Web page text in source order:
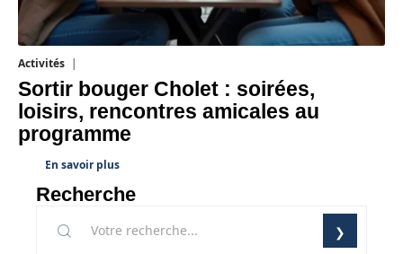
Activités
Sortir bouger Cholet : soirées,
loisirs, rencontres amicales au
programme
En savoir plus
Recherche